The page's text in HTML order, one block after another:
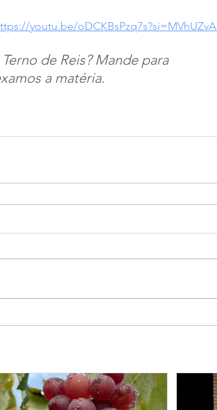
youtu.be/
de Reis? Mande para
a matéria.